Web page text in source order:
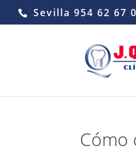
Sevilla 954 62 67
Cómo